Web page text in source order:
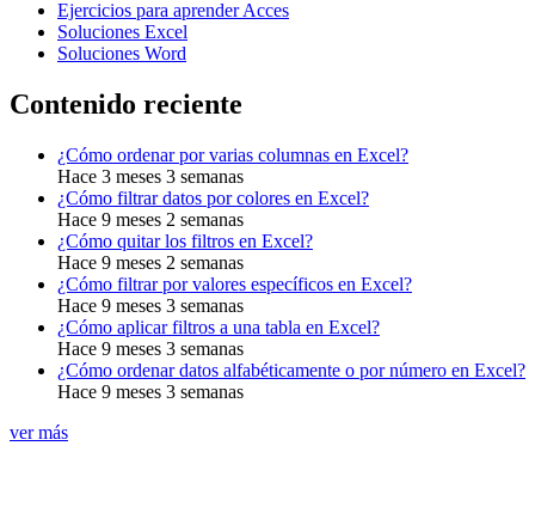
Ejercicios para aprender Acces
Soluciones Excel
Soluciones Word
Contenido reciente
¿Cómo ordenar por varias columnas en Excel?
Hace 3 meses 3 semanas
¿Cómo filtrar datos por colores en Excel?
Hace 9 meses 2 semanas
¿Cómo quitar los filtros en Excel?
Hace 9 meses 2 semanas
¿Cómo filtrar por valores específicos en Excel?
Hace 9 meses 3 semanas
¿Cómo aplicar filtros a una tabla en Excel?
Hace 9 meses 3 semanas
¿Cómo ordenar datos alfabéticamente o por número en Excel?
Hace 9 meses 3 semanas
ver más